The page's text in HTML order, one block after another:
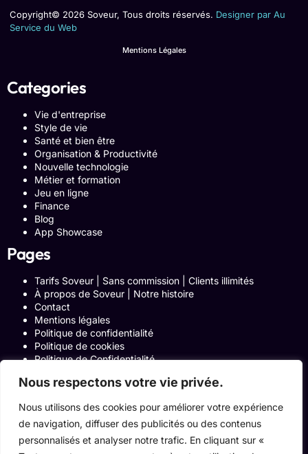
Nous respectons votre vie privée.
Nous utilisons des cookies pour améliorer votre expérience
de navigation, diffuser des publicités ou des contenus
personnalisés et analyser notre trafic. En cliquant sur «
Copyright© 2026 Soveur, Tous droits réservés. Designer par Au
Service du Web
Mentions Légales
Categories
Vie d'entreprise
Style de vie
Santé et bien être
Organisation & Productivité
Nouvelle technologie
Métier et formation
Jeu en ligne
Finance
Blog
App Showcase
Pages
Tarifs Soveur | Sans commission | Clients illimités
À propos de Soveur | Notre histoire
Contact
Mentions légales
Politique de confidentialité
Politique de cookies
Politique de Confidentialité
Blog
Programme Affiliation
Conditions générales d’utilisation
ACCUEIL